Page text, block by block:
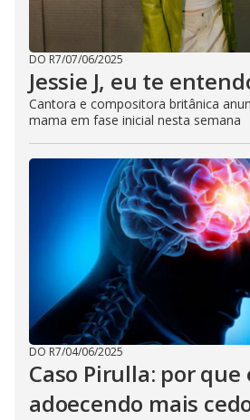
DO R7/07/06/2025
Jessie J, eu te
Cantora e compositora britânica
mama em fase inicial nesta semana
DO R7/04/06/2025
Caso Pirulla: por que
adoecendo mais